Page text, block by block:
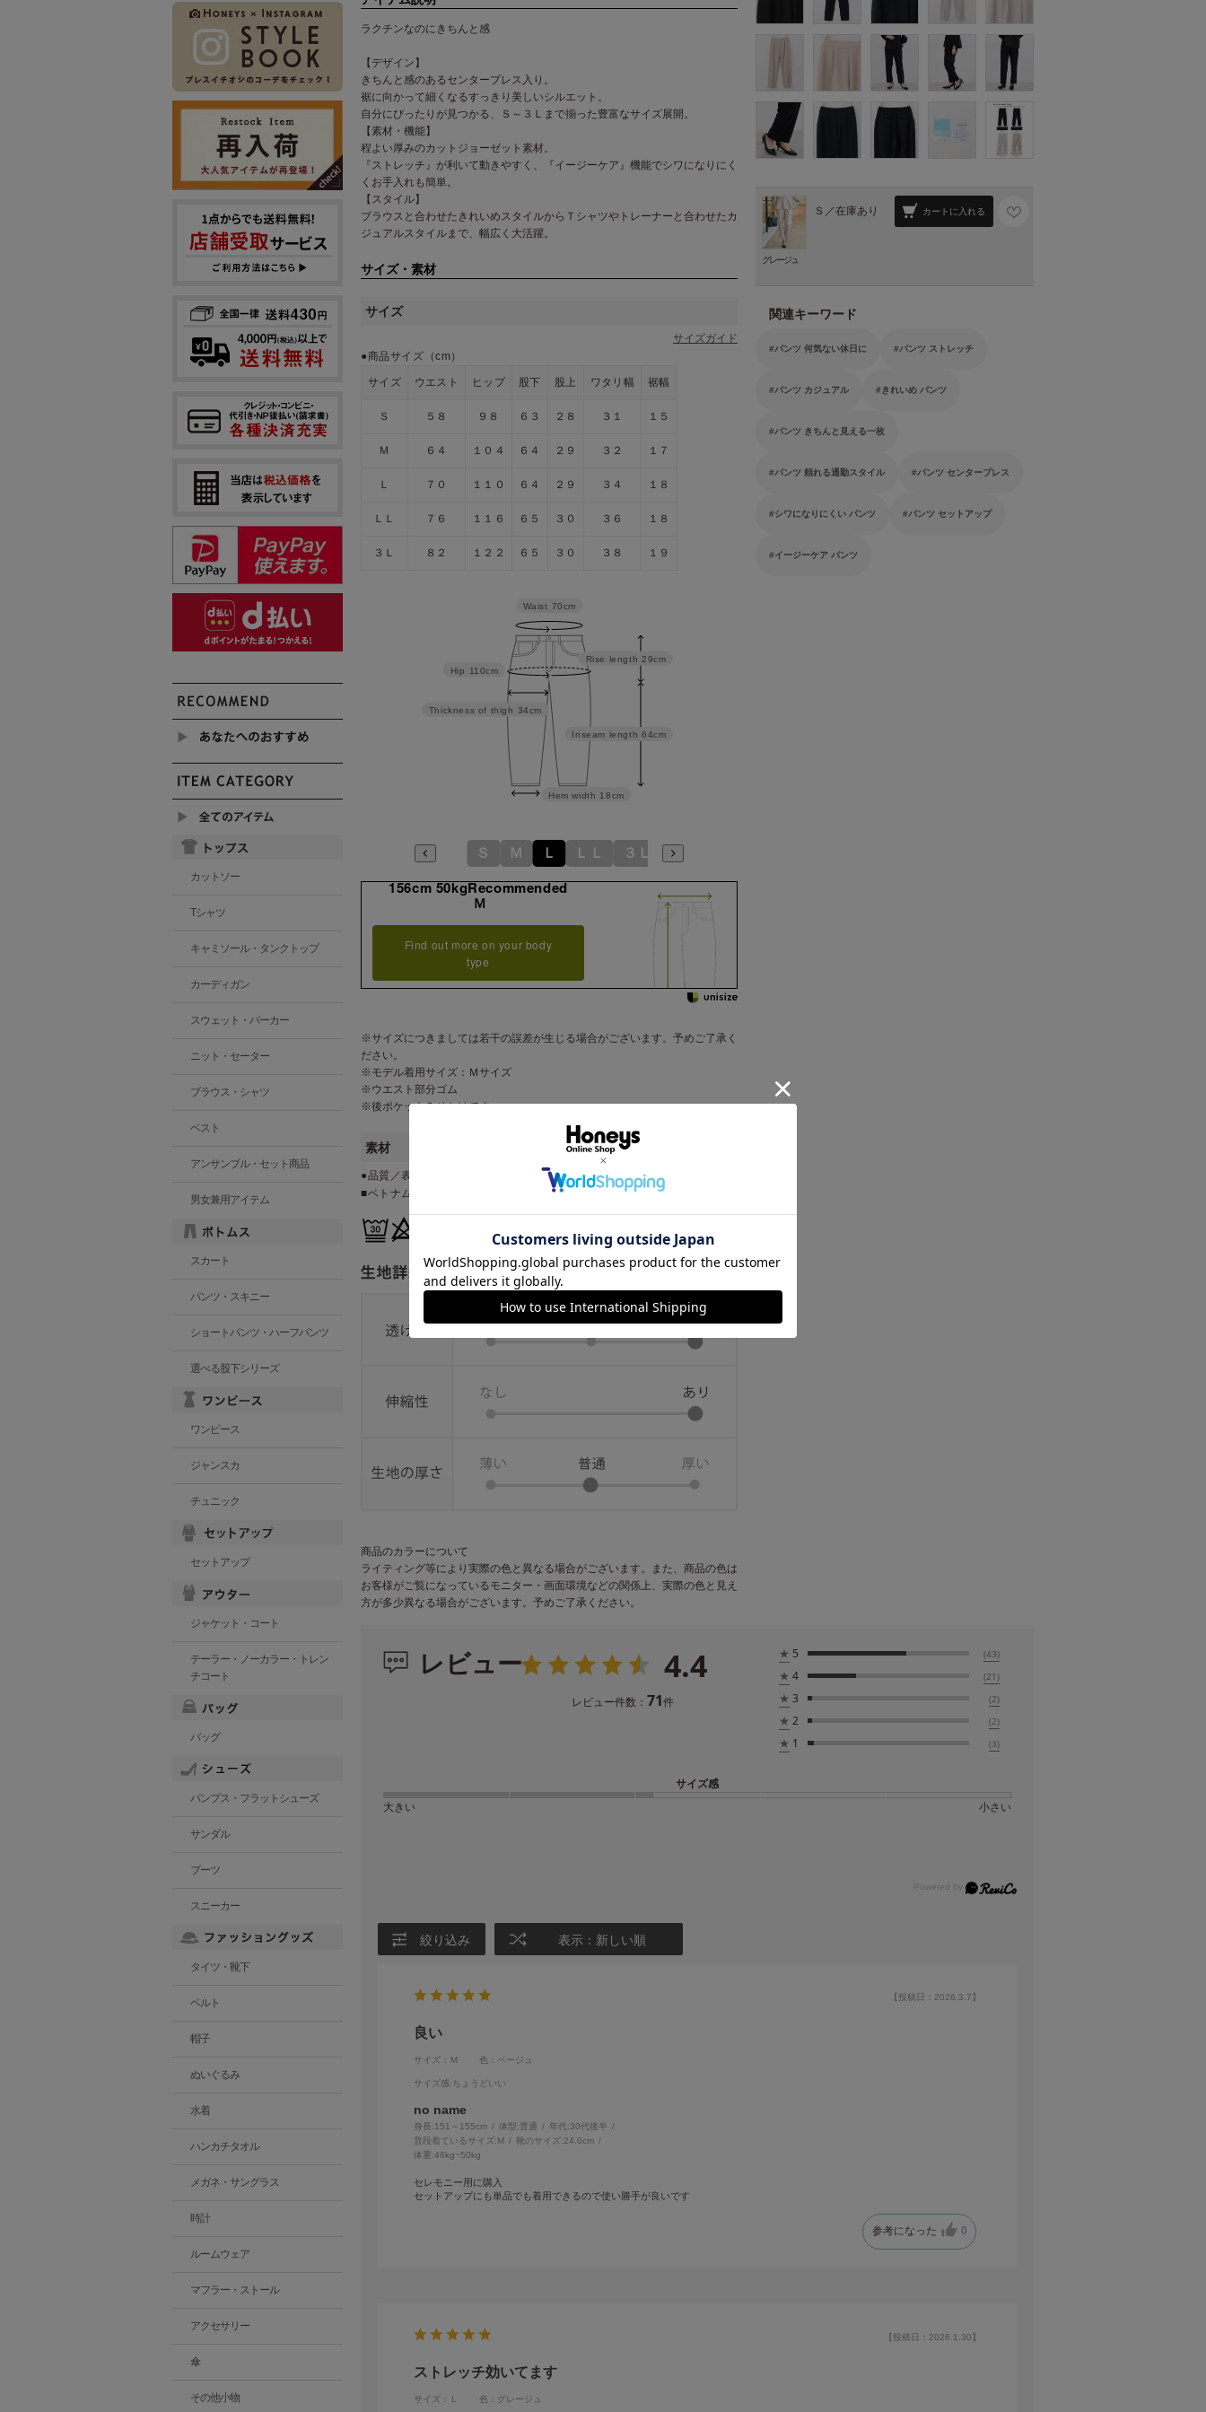
ラクチンなのにきちんと感
【デザイン】
きちんと感のあるセンタープレス入り。
裾に向かって細くなるすっきり美しいシルエット。
自分にぴったりが見つかる、Ｓ～３Ｌまで揃った豊富なサイズ展開。
【素材・機能】
程よい厚みのカットジョーゼット素材。
『ストレッチ』が利いて動きやすく、『イージーケア』機能でシワになりにく
くお手入れも簡単。
【スタイル】
ブラウスと合わせたきれいめスタイルからＴシャツやトレーナーと合わせたカ
ジュアルスタイルまで、幅広く大活躍。
サイズ・素材
サイズ
サイズガイド
●商品サイズ（cm）
サイズ ウエスト ヒップ 股下 股上 ワタリ幅 裾幅
Ｓ ５８ ９８ ６３ ２８ ３１ １５
Ｍ ６４ １０４ ６４ ２９ ３２ １７
Ｌ ７０ １１０ ６４ ２９ ３４ １８
ＬＬ ７６ １１６ ６５ ３０ ３６ １８
３Ｌ ８２ １２２ ６５ ３０ ３８ １９
Inseam length 64cm
Rise length 29cm
Hem width 18cm
Thickness of thigh 34cm
Hip 110cm
Waist 70cm
Ｓ Ｍ Ｌ ＬＬ ３Ｌ
156cm 50kgRecommended
Ｍ
Find out more on your body
type
※サイズにつきましては若干の誤差が生じる場合がございます。予めご了承く
ださい。
※モデル着用サイズ：Ｍサイズ
※ウエスト部分ゴム
※後ポケットみせかけです。
素材
●品質／表地 ポリエステル ９８％・ポリウレタン ２％
■ベトナム製
商品のカラーについて
ライティング等により実際の色と異なる場合がございます。また、商品の色は
お客様がご覧になっているモニター・画面環境などの関係上、実際の色と見え
方が多少異なる場合がございます。予めご了承ください。
グレージュ
Ｓ／在庫あり カートに入れる
関連キーワード
パンツ 何気ない休日に パンツ ストレッチ
パンツ カジュアル きれいめ パンツ
パンツ きちんと見える一枚
パンツ 頼れる通勤スタイル パンツ センタープレス
シワになりにくい パンツ パンツ セットアップ
イージーケア パンツ
レビュー 4.4
レビュー件数： 71件
★ 5 (43)
★ 4 (21)
★ 3 (2)
★ 2 (2)
★ 1 (3)
サイズ感
大きい
小さい
絞り込み 表示：新しい順
【投稿日：2026.3.7】
良い
サイズ：Ｍ 色：ベージュ
サイズ感:ちょうどいい
no name
身長:151～155cm 体型: 普通 年代:30代後半
普段着ているサイズ:M 靴のサイズ:24.0cm
体重:46kg~50kg
セレモニー用に購入
セットアップにも単品でも着用できるので使い勝手が良いです
参考になった 0
【投稿日：2026.1.30】
ストレッチ効いてます
サイズ：Ｌ 色：グレージュ
カットソー
Tシャツ
キャミソール・タンクトップ
カーディガン
スウェット・パーカー
ニット・セーター
ブラウス・シャツ
ベスト
アンサンブル・セット商品
男女兼用アイテム
スカート
パンツ・スキニー
ショートパンツ・ハーフパンツ
選べる股下シリーズ
ワンピース
ジャンスカ
チュニック
セットアップ
ジャケット・コート
テーラー・ノーカラー・トレン
チコート
バッグ
パンプス・フラットシューズ
サンダル
ブーツ
スニーカー
タイツ・靴下
ベルト
帽子
ぬいぐるみ
水着
ハンカチタオル
メガネ・サングラス
時計
ルームウェア
マフラー・ストール
アクセサリー
傘
その他小物